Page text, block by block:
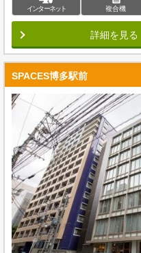
インターネット 複合機
詳細を見る
SPACES博多駅前